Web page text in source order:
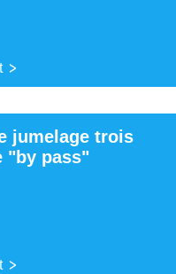
jumelage trois
"by pass"